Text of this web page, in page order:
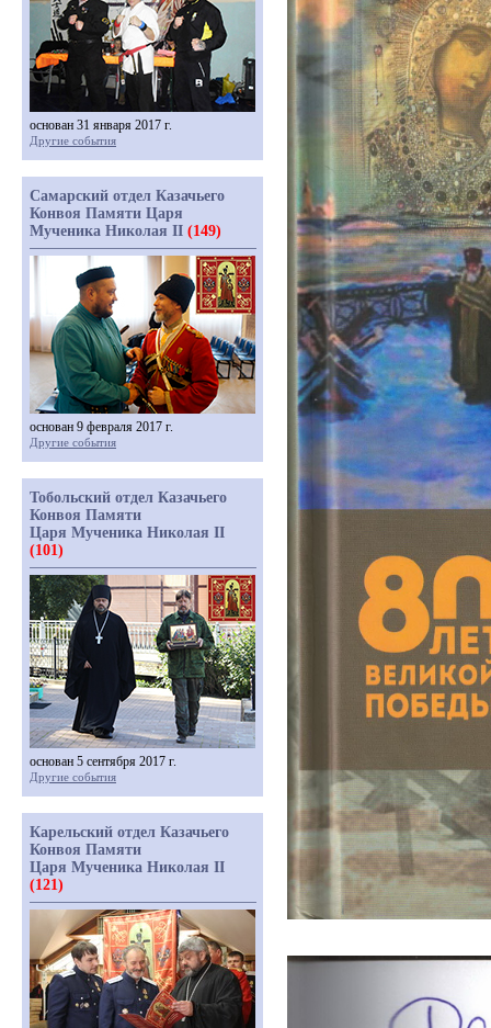
основан 31 января 2017 г.
Другие события
Самарский отдел Казачьего
Конвоя Памяти Царя
Мученика Николая II (149)
основан 9 февраля 2017 г.
Другие события
Тобольский отдел Казачьего
Конвоя Памяти
Царя Мученика Николая II
(101)
основан 5 сентября 2017 г.
Другие события
Карельский отдел Казачьего
Конвоя Памяти
Царя Мученика Николая II
(121)